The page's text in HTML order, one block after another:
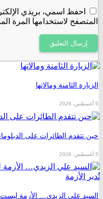
اسمي، بريدي الإلكتروني،
لاستخدامها المرة المقبلة
الثامنة ومالاتها
الطائرات على الدبلوماسية…
علي الزيدي… الأزمة ليست في